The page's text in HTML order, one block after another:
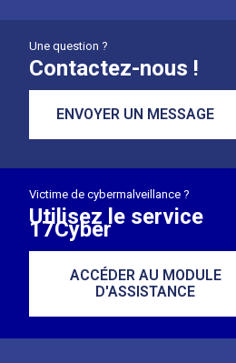
Une question ?
Contactez-nous !
ENVOYER UN MESSAGE
Victime de cybermalveillance ?
Utilisez le service
17Cyber
ACCÉDER AU MODULE
D'ASSISTANCE